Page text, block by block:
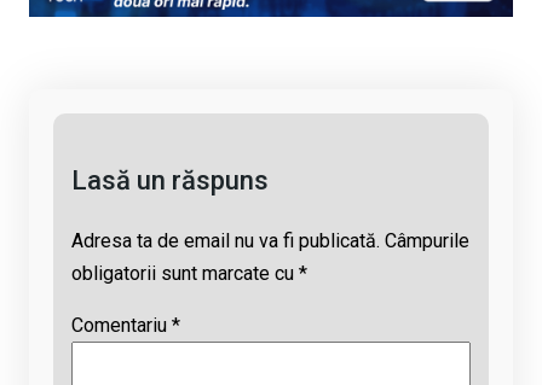
Li b
s
a
Lasă un răspuns
Adresa ta de email nu va fi publicată. Câmpurile
obligatorii sunt marcate cu *
Comentariu *